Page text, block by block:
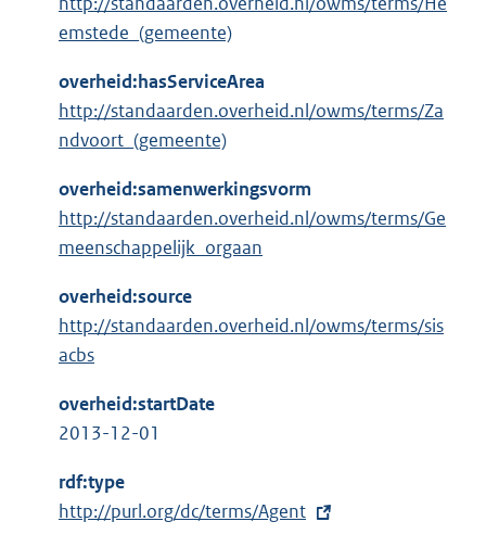
emstede_(gemeente)
overheid:hasServiceArea
http://standaarden.overheid.nl/owms/terms/Za
ndvoort_(gemeente)
overheid:samenwerkingsvorm
http://standaarden.overheid.nl/owms/terms/Ge
meenschappelijk_orgaan
overheid:source
http://standaarden.overheid.nl/owms/terms/sis
acbs
overheid:startDate
2013-12-01
rdf:type
E
http://purl.org/dc/terms/Agent